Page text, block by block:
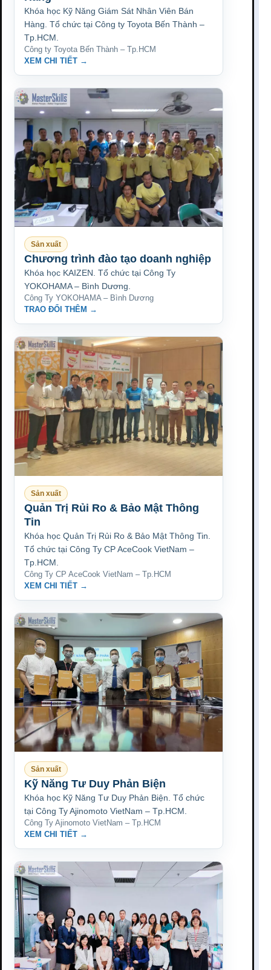
Khóa học Kỹ Năng Giám Sát Nhân Viên Bán
Hàng. Tổ chức tại Công ty Toyota Bến Thành –
Tp.HCM.
Công ty Toyota Bến Thành – Tp.HCM
XEM CHI TIẾT →
Sản xuất
Chương trình đào tạo doanh nghiệp
Khóa học KAIZEN. Tổ chức tại Công Ty
YOKOHAMA – Bình Dương.
Công Ty YOKOHAMA – Bình Dương
TRAO ĐỔI THÊM →
Sản xuất
Quản Trị Rủi Ro & Bảo Mật Thông
Tin
Khóa học Quản Trị Rủi Ro & Bảo Mật Thông Tin.
Tổ chức tại Công Ty CP AceCook VietNam –
Tp.HCM.
Công Ty CP AceCook VietNam – Tp.HCM
XEM CHI TIẾT →
Sản xuất
Kỹ Năng Tư Duy Phản Biện
Khóa học Kỹ Năng Tư Duy Phản Biện. Tổ chức
tại Công Ty Ajinomoto VietNam – Tp.HCM.
Công Ty Ajinomoto VietNam – Tp.HCM
XEM CHI TIẾT →